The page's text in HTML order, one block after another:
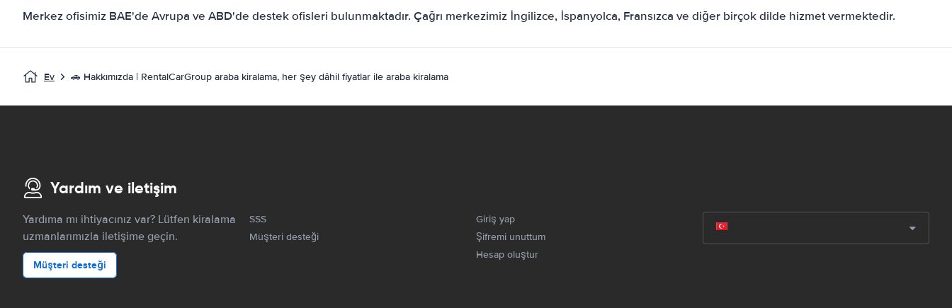
Merkez ofisimiz BAE'de Avrupa ve ABD'de destek ofisleri bulunmaktadır. Çağrı merkezimiz İngilizce, İspanyolca, Fransızca ve diğer birçok dilde hizmet vermektedir.
Ev 🚗 Hakkımızda | RentalCarGroup araba kiralama, her şey dâhil fiyatlar ile araba kiralama
Yardım ve iletişim
Yardıma mı ihtiyacınız var? Lütfen kiralama
uzmanlarımızla iletişime geçin.
Müşteri desteği
SSS
Müşteri desteği
Giriş yap
Şifremi unuttum
Hesap oluştur